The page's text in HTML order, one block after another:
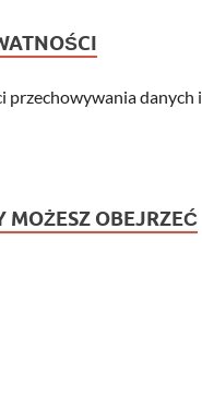
przechowywania danych i
MOŻESZ OBEJRZEĆ